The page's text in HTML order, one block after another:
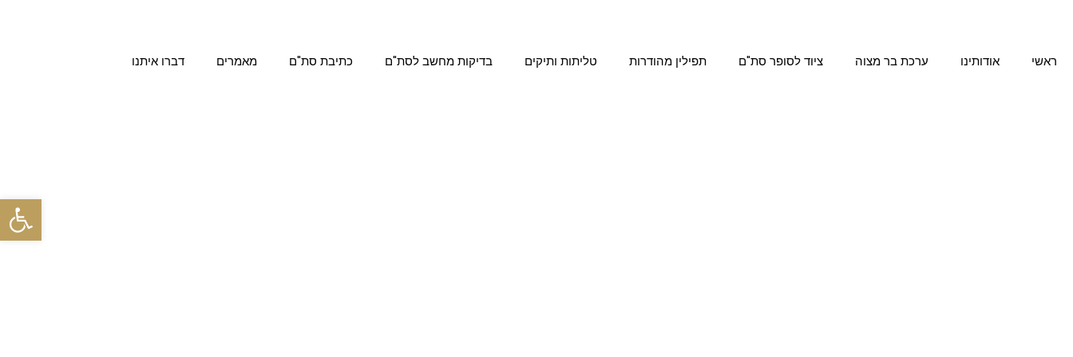
ראשי
אודותינו ערכת בר מצוה ציוד לסופר סת"ם תפילין מהודרות טליתות ותיקים בדיקות מחשב לסת"ם כתיבת סת"ם מאמרים דברו איתנו
פתח